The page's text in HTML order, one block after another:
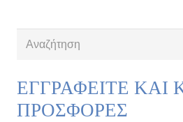
ΕΓΓΡΑΦΕΙΤΕ ΚΑΙ
ΠΡΟΣΦΟΡΕΣ